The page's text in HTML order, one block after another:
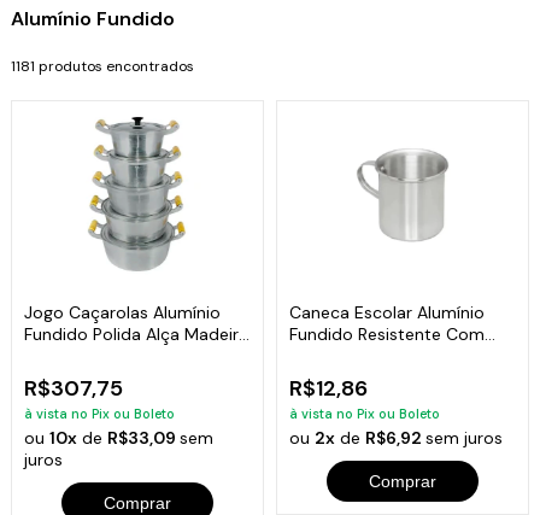
Alumínio Fundido
1181 produtos encontrados
Jogo Caçarolas Alumínio
Fundido Polida Alça Madeira
R$307,75
à vista no Pix ou Boleto
ou10x de R$33,09sem
juros
Comprar
Caneca Escolar Alumínio
Fundido Resistente Com
R$12,86
à vista no Pix ou Boleto
ou 2xde R$6,92 sem juros
Comprar